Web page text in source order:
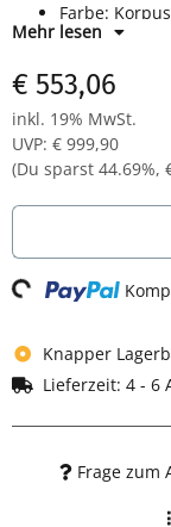
Farbe:
enzianblau -
Mehr lesen
€ 553,06
inkl. 19% MwSt.
UVP: € 999,90
(Du sparst 44.69%,
Knapper
Lieferzeit: 4 - 6
Frage zum